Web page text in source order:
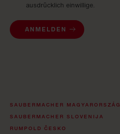
ausdrücklich einwillige.
ANMELDEN
SAUBERMACHER MAGYARORSZÁG
SAUBERMACHER SLOVENIJA
RUMPOLD ČESKO